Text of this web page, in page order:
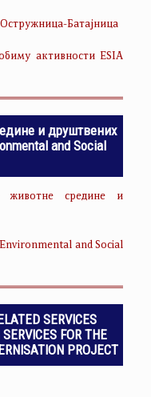
Батајница
активности ESIA
и друштвених
and Social
средине и
and Social
SERVICES
FOR THE
PROJECT